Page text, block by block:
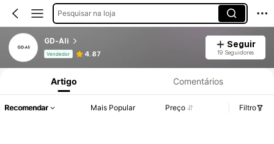
Pesquisar na loja
GD-Ali
Vendedor 4.87
Seguir
19 Seguidores
Informações do Produto: Divulgação de Preço, Vendas e Detalhes de Stock.
Artigo Comentários
Recomendar Mais Popular Preço Filtro